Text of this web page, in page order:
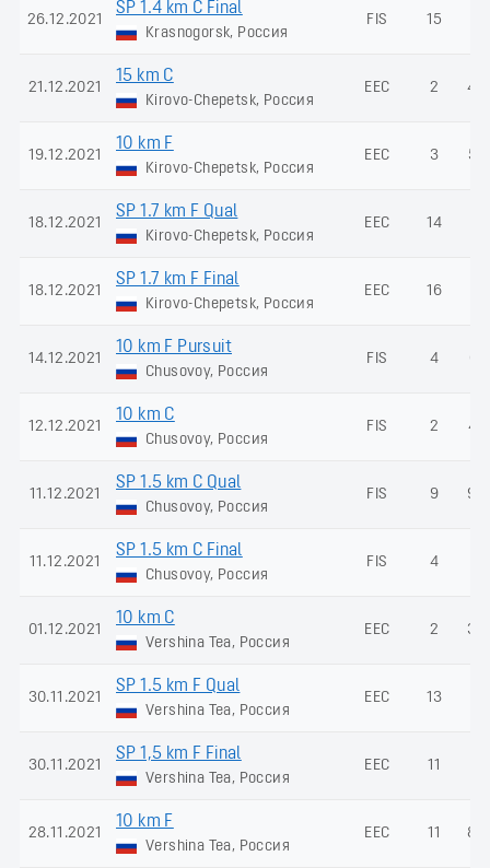
26.12.2021
SP 1.4 km C Final
Krasnogorsk, Россия
FIS 15
21.12.2021
15 km C
Kirovo-Chepetsk, Россия
EEC 2
19.12.2021
10 km F
Kirovo-Chepetsk, Россия
EEC 3
18.12.2021
SP 1.7 km F Qual
Kirovo-Chepetsk, Россия
EEC 14
18.12.2021
SP 1.7 km F Final
Kirovo-Chepetsk, Россия
EEC 16
14.12.2021
10 km F Pursuit
Chusovoy, Россия
FIS 4
12.12.2021
10 km C
Chusovoy, Россия
FIS 2
11.12.2021
SP 1.5 km C Qual
Chusovoy, Россия
FIS 9
11.12.2021
SP 1.5 km C Final
Chusovoy, Россия
FIS 4
01.12.2021
10 km C
Vershina Tea, Россия
EEC 2
30.11.2021
SP 1.5 km F Qual
Vershina Tea, Россия
EEC 13
30.11.2021
SP 1,5 km F Final
Vershina Tea, Россия
EEC 11
28.11.2021
10 km F
Vershina Tea, Россия
EEC 11